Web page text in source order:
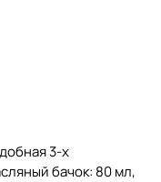
3-х
бачок: 80 мл,